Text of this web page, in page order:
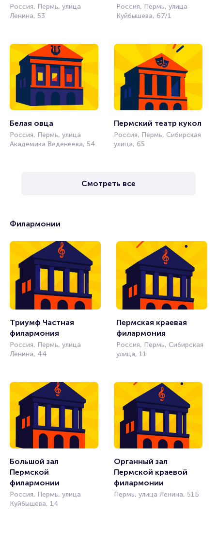
Россия, Пермь, улица
Ленина, 53
Россия, Пермь, улица
Куйбышева, 67/1
Белая овца
Россия, Пермь, улица
Академика Веденеева, 54
Пермский театр кукол
Россия, Пермь, Сибирская
улица, 65
Смотреть все
Филармонии
Триумф Частная
филармония
Россия, Пермь, улица
Ленина, 44
Пермская краевая
филармония
Россия, Пермь, Сибирская
улица, 11
Большой зал
Пермской
филармонии
Россия, Пермь, улица
Куйбышева, 14
Органный зал
Пермской краевой
филармонии
Пермь, улица Ленина, 51Б